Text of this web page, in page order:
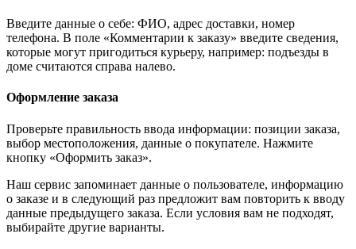
Введите данные о себе: ФИО, адрес доставки, номер
телефона. В поле «Комментарии к заказу» введите сведения,
которые могут пригодиться курьеру, например: подъезды в
доме считаются справа налево.
Оформление заказа
Проверьте правильность ввода информации: позиции заказа,
выбор местоположения, данные о покупателе. Нажмите
кнопку «Оформить заказ».
Наш сервис запоминает данные о пользователе, информацию
о заказе и в следующий раз предложит вам повторить к вводу
данные предыдущего заказа. Если условия вам не подходят,
выбирайте другие варианты.